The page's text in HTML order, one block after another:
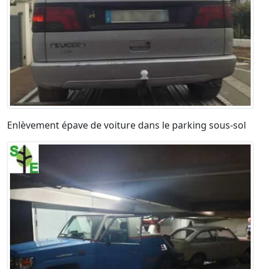
Enlèvement épave de voiture dans le parking sous-sol